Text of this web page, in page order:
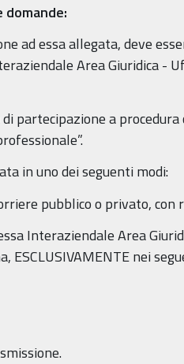
ad essa allegata, deve
Area Giuridica -
partecipazione a
in uno dei seguenti modi:
pubblico o privato, con
Interaziendale Area
ESCLUSIVAMENTE nei